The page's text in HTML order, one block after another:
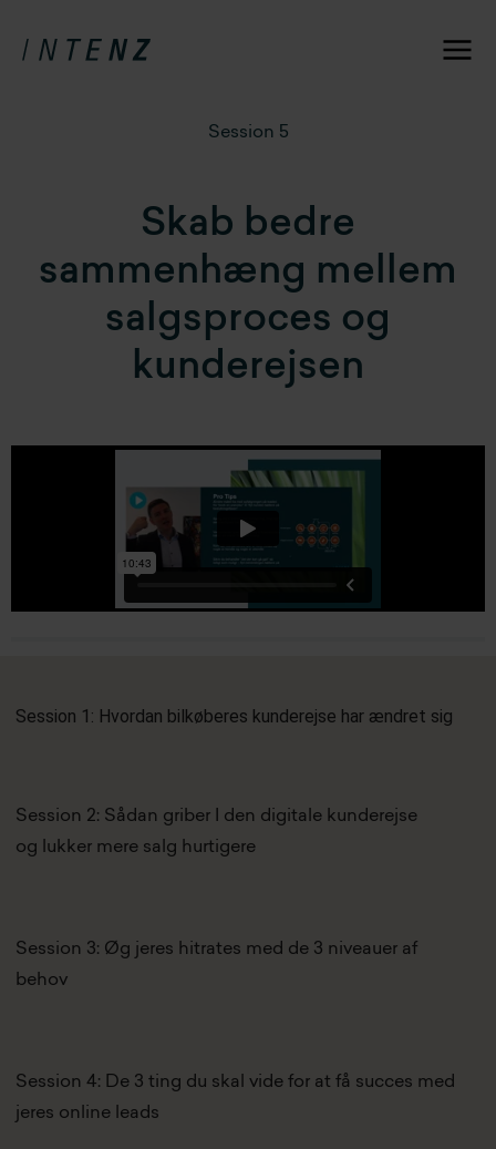
Session 5
Skab bedre
sammenhæng mellem
salgsproces og
kunderejsen
Session 1: Hvordan bilkøberes kunderejse har ændret sig
Session 2: Sådan griber I den digitale kunderejse
og lukker mere salg hurtigere
Session 3: Øg jeres hitrates med de 3 niveauer af
behov
Session 4: De 3 ting du skal vide for at få succes med
jeres online leads